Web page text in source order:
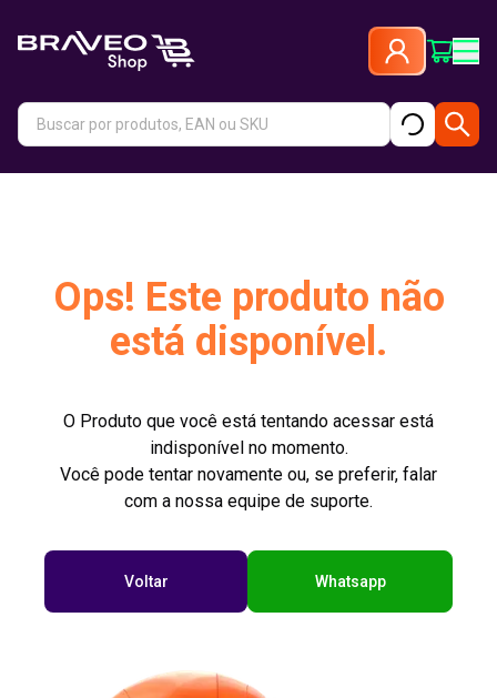
Ops! Este produto não
está disponível.
O Produto que você está tentando acessar está
indisponível no momento.
Você pode tentar novamente ou, se preferir, falar
com a nossa equipe de suporte.
Voltar Whatsapp